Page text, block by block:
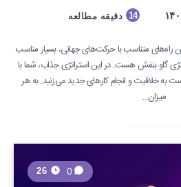
14 دقیقه مطالعه
راه‌های متناسب با حرکت‌های جهانی، بسیار مناسب
گاو بنفش هست. در این استراتژی جذاب، شما با
به خلاقیت و انجام کارهای جدید می‌زنید. به هر
میزان‌…
0